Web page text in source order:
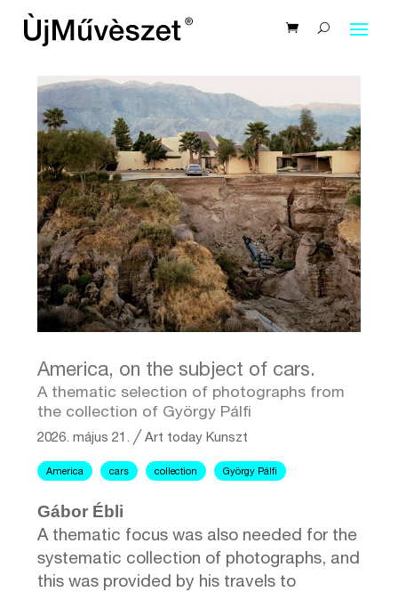
America, on the subject of cars.
A thematic selection of photographs from
the collection of György Pálfi
2026. május 21. ╱Art today Kunszt
America cars collection György Pálfi
Gábor Ébli
A thematic focus was also needed for the
systematic collection of photographs, and
this was provided by his travels to